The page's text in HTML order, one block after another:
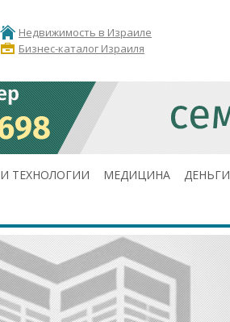
Недвижимость в Израиле
Бизнес-каталог Израиля
ТЕХНОЛОГИИ МЕДИЦИНА ДЕНЬГИ